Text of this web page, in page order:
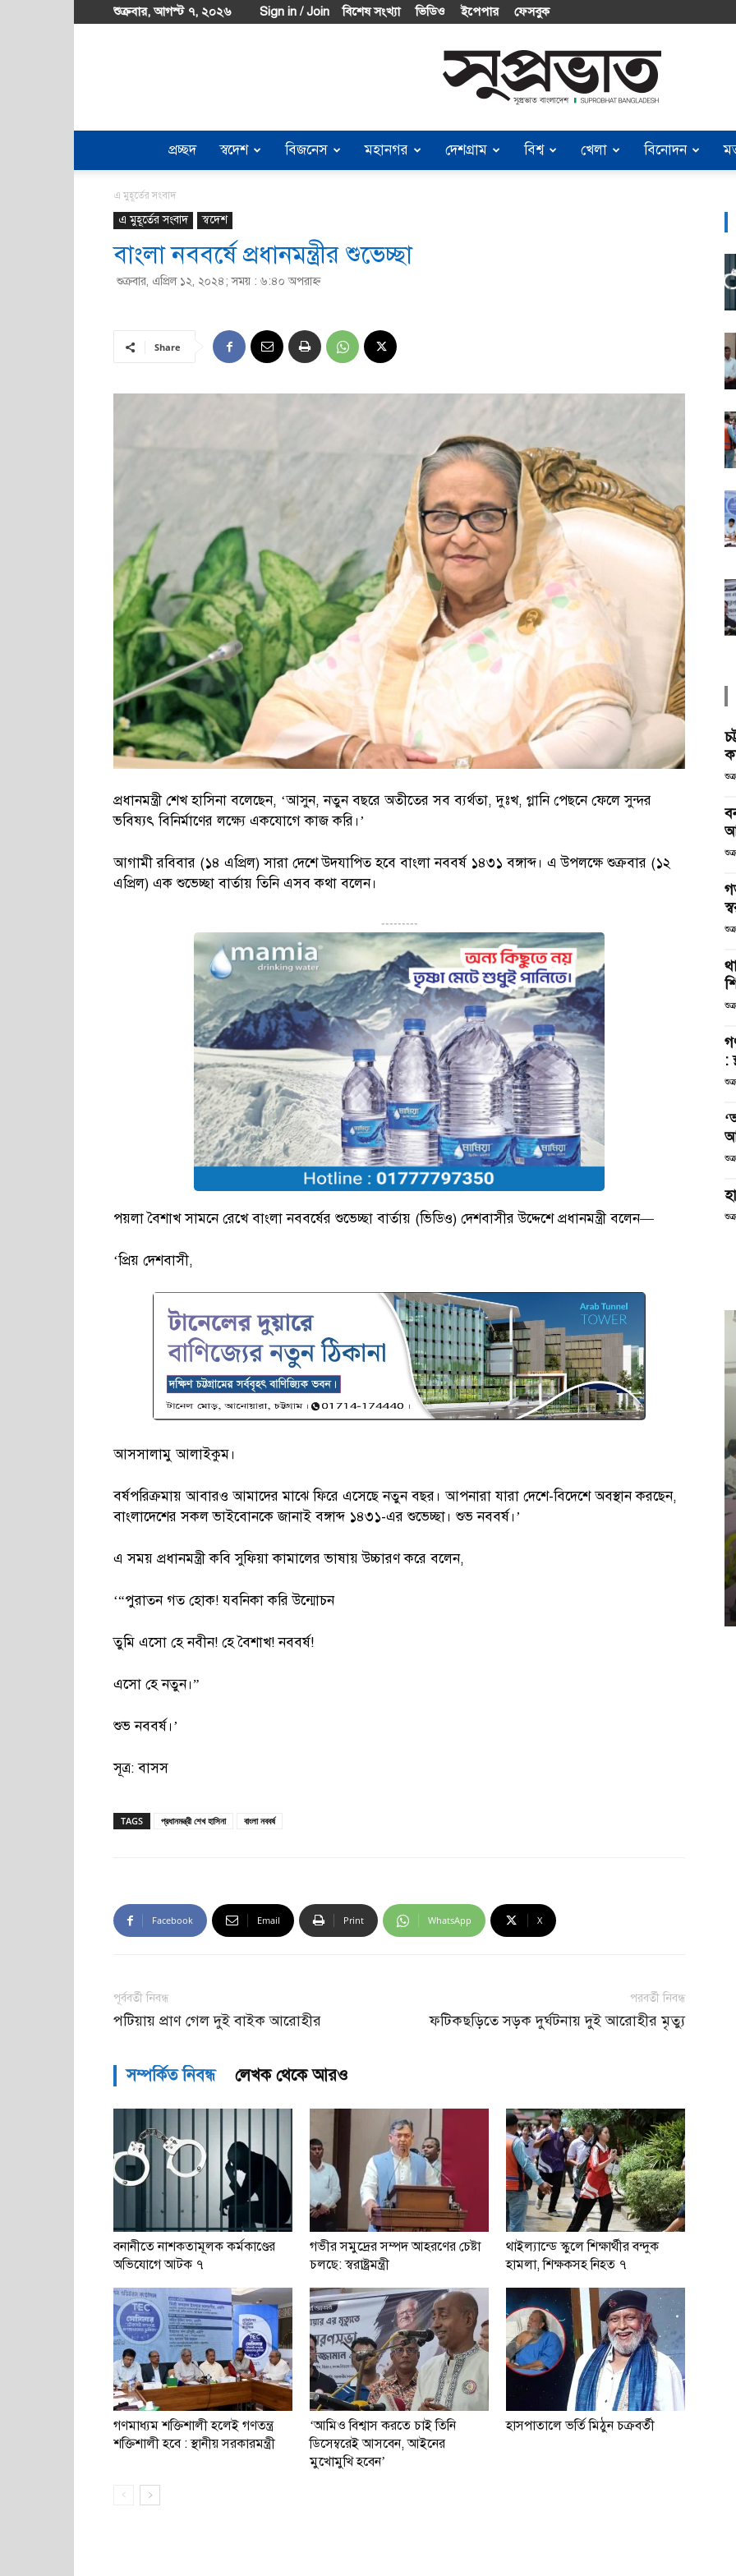
শুক্রবার, আগস্ট ৭, ২০২৬ Sign in / Join বিশেষ সংখ্যা ভিডিও ইপেপার ফেসবুক
Suprobhat
প্রচ্ছদ স্বদেশ বিজনেস মহানগর দেশগ্রাম বিশ্ব খেলা বিনোদন
এ মুহূর্তের সংবাদ
এ মুহূর্তের সংবাদ স্বদেশ
বাংলা নববর্ষে প্রধানমন্ত্রীর শুভেচ্ছা
শুক্রবার, এপ্রিল ১২, ২০২৪; সময় : ৬:৪০ অপরাহ্ণ
Share
প্রধানমন্ত্রী শেখ হাসিনা বলেছেন, ‘আসুন, নতুন বছরে অতীতের সব ব্যর্থতা, দুঃখ, গ্লানি পেছনে ফেলে সুন্দর
ভবিষ্যৎ বিনির্মাণের লক্ষ্যে একযোগে কাজ করি।’
আগামী রবিবার (১৪ এপ্রিল) সারা দেশে উদযাপিত হবে বাংলা নববর্ষ ১৪৩১ বঙ্গাব্দ। এ উপলক্ষে শুক্রবার (১২
এপ্রিল) এক শুভেচ্ছা বার্তায় তিনি এসব কথা বলেন।
---------
পয়লা বৈশাখ সামনে রেখে বাংলা নববর্ষের শুভেচ্ছা বার্তায় (ভিডিও) দেশবাসীর উদ্দেশে প্রধানমন্ত্রী বলেন—
‘প্রিয় দেশবাসী,
আসসালামু আলাইকুম।
বর্ষপরিক্রমায় আবারও আমাদের মাঝে ফিরে এসেছে নতুন বছর। আপনারা যারা দেশে-বিদেশে অবস্থান করছেন,
বাংলাদেশের সকল ভাইবোনকে জানাই বঙ্গাব্দ ১৪৩১-এর শুভেচ্ছা। শুভ নববর্ষ।’
এ সময় প্রধানমন্ত্রী কবি সুফিয়া কামালের ভাষায় উচ্চারণ করে বলেন,
‘“পুরাতন গত হোক! যবনিকা করি উন্মোচন
তুমি এসো হে নবীন! হে বৈশাখ! নববর্ষ!
এসো হে নতুন।”
শুভ নববর্ষ।’
সূত্র: বাসস
TAGS প্রধানমন্ত্রী শেখ হাসিনা বাংলা নববর্ষ
Facebook Email Print WhatsApp X
পূর্ববর্তী নিবন্ধ
পটিয়ায় প্রাণ গেল দুই বাইক আরোহীর
পরবর্তী নিবন্ধ
ফটিকছড়িতে সড়ক দুর্ঘটনায় দুই আরোহীর মৃত্যু
সম্পর্কিত নিবন্ধ লেখক থেকে আরও
বনানীতে নাশকতামূলক কর্মকাণ্ডের
অভিযোগে আটক ৭
গভীর সমুদ্রের সম্পদ আহরণের চেষ্টা
চলছে: স্বরাষ্ট্রমন্ত্রী
থাইল্যান্ডে স্কুলে শিক্ষার্থীর বন্দুক
হামলা, শিক্ষকসহ নিহত ৭
গণমাধ্যম শক্তিশালী হলেই গণতন্ত্র
শক্তিশালী হবে : স্থানীয় সরকারমন্ত্রী
‘আমিও বিশ্বাস করতে চাই তিনি
ডিসেম্বরেই আসবেন, আইনের
মুখোমুখি হবেন’
হাসপাতালে ভর্তি মিঠুন চক্রবর্তী
: